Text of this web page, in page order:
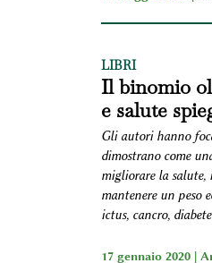
LIBRI
Il binomio
e salute
Gli autori hanno
dimostrano come
migliorare la salute,
mantenere un peso
ictus, cancro,
17 gennaio 2020 |